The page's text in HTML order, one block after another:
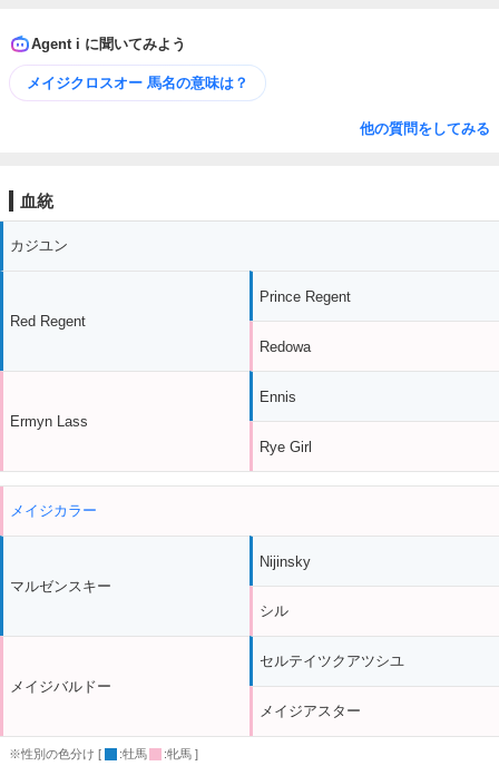
Agent i に聞いてみよう
メイジクロスオー 馬名の意味は？
他の質問をしてみる
血統
カジユン
Red Regent
Ermyn Lass
Prince Regent
Redowa
Ennis
Rye Girl
メイジカラー
マルゼンスキー
メイジバルドー
Nijinsky
シル
セルテイツクアツシユ
メイジアスター
※性別の色分け [ :牡馬 :牝馬 ]